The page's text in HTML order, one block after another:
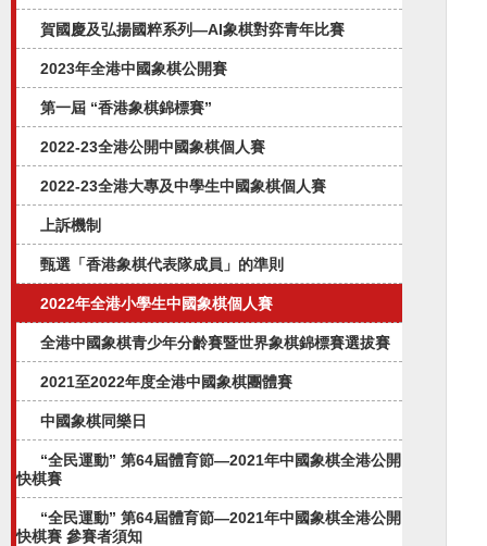
賀國慶及弘揚國粹系列—AI象棋對弈⻘年比賽
2023年全港中國象棋公開賽
第一屆 “香港象棋錦標賽”
2022-23全港公開中國象棋個人賽
2022-23全港大專及中學生中國象棋個人賽
上訴機制
甄選「香港象棋代表隊成員」的準則
2022年全港小學生中國象棋個人賽
全港中國象棋青少年分齡賽暨世界象棋錦標賽選拔賽
2021至2022年度全港中國象棋團體賽
中國象棋同樂日
“全民運動” 第64屆體育節—2021年中國象棋全港公開
快棋賽
“全民運動” 第64屆體育節—2021年中國象棋全港公開
快棋賽 參賽者須知